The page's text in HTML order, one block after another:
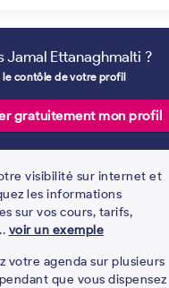
Jamal Ettanaghmalti ?
le contôle de votre profil
gratuitement mon profil
visibilité sur internet et
les informations
sur vos cours, tarifs,
voir un exemple
votre agenda sur plusieurs
que vous dispensez